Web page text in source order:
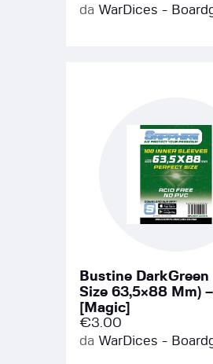
da WarDices -
Bustine
Size 63,5×88 Mm)
[Magic]
€3.00
da WarDices -